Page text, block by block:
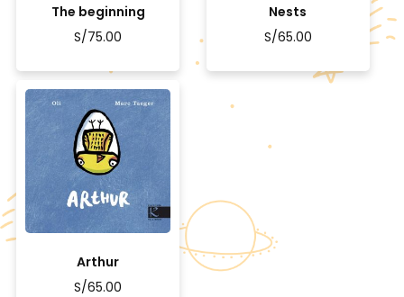
The beginning
S/75.00
Nests
S/65.00
Arthur
S/65.00